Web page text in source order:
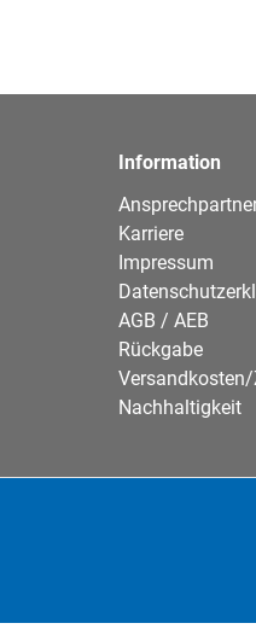
Information
Karriere
Impressum
AGB / AEB
Rückgabe
Nachhaltigkeit